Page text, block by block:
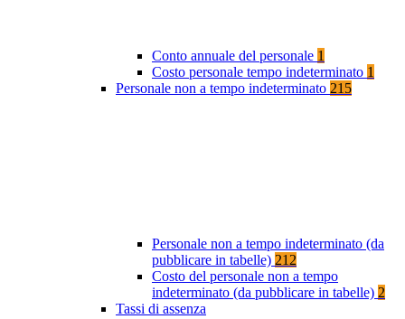
Conto annuale del personale 1
Costo personale tempo indeterminato 1
Personale non a tempo indeterminato 215
Personale non a tempo indeterminato (da
pubblicare in tabelle) 212
Costo del personale non a tempo
indeterminato (da pubblicare in tabelle) 2
Tassi di assenza